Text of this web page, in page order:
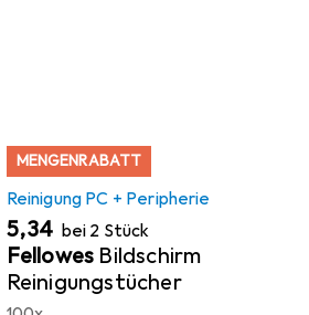
MENGENRABATT
Reinigung PC + Peripherie
EUR
5,34 bei 2 Stück
Fellowes Bildschirm
Reinigungstücher